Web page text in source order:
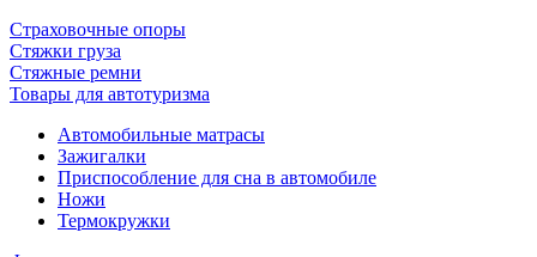
Страховочные опоры
Стяжки груза
Стяжные ремни
Товары для автотуризма
Автомобильные матрасы
Зажигалки
Приспособление для сна в автомобиле
Ножи
Термокружки